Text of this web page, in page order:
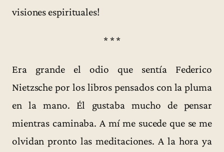
visiones espirituales!
* * *
Era grande el odio que sentía Federico
Nietzsche por los libros pensados con la pluma
en la mano. Él gustaba mucho de pensar
mientras caminaba. A mí me sucede que se me
olvidan pronto las meditaciones. A la hora ya